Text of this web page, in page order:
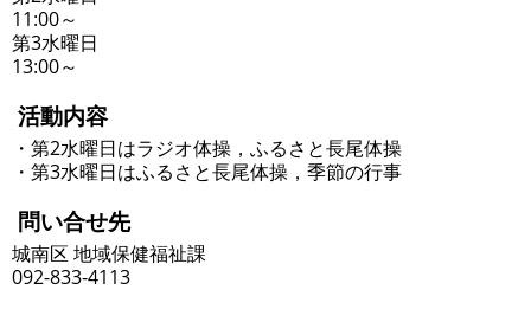
11:00～
第3水曜日
13:00～
活動内容
・第2水曜日はラジオ体操，ふるさと長尾体操
・第3水曜日はふるさと長尾体操，季節の行事
問い合せ先
城南区 地域保健福祉課
092-833-4113